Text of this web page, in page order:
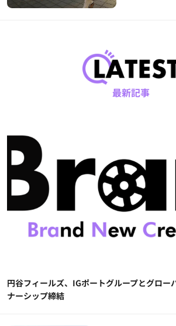
最新記事
円谷フィールズ、IGポートグループとグロー
ナーシップ締結